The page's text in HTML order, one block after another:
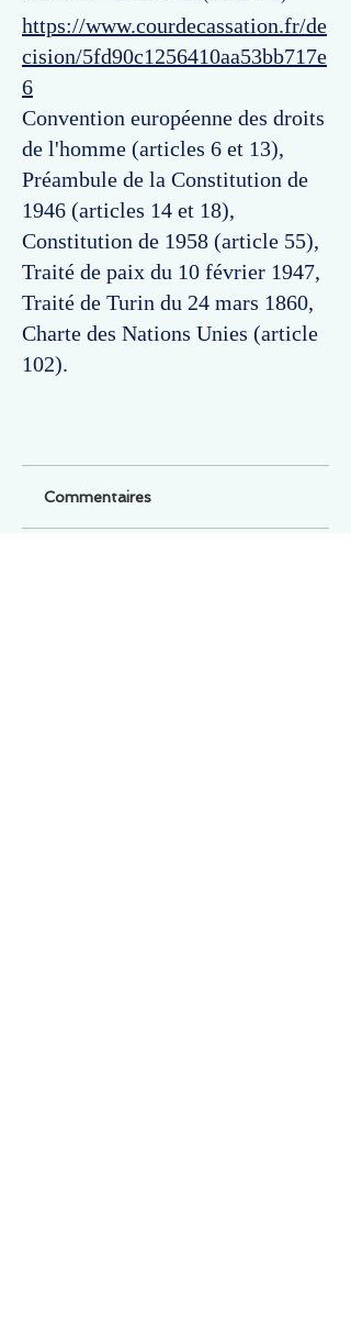
https://www.courdecassation.fr/de
cision/5fd90c1256410aa53bb717e
6
Convention européenne des droits
de l'homme (articles 6 et 13),
Préambule de la Constitution de
1946 (articles 14 et 18),
Constitution de 1958 (article 55),
Traité de paix du 10 février 1947,
Traité de Turin du 24 mars 1860,
Charte des Nations Unies (article
102).
Commentaires